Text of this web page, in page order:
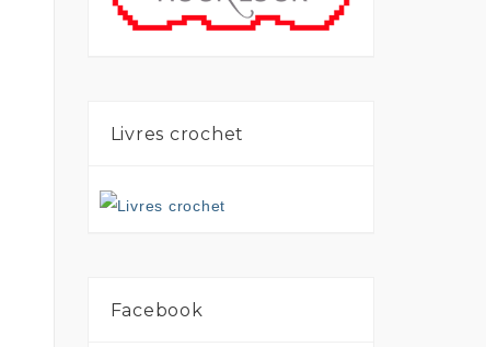
Livres crochet
Facebook